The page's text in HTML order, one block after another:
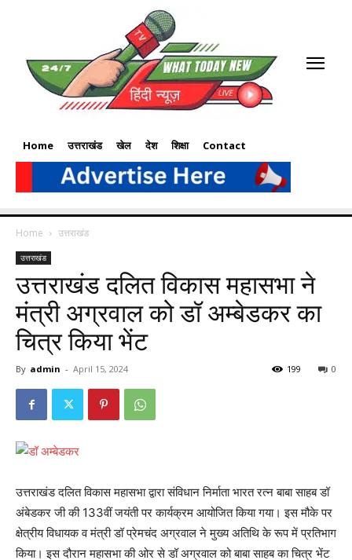
Home उत्तराखंड खेल देश शिक्षा Contact
Home उत्तराखंड
उत्तराखंड
उत्तराखंड दलित विकास महासभा ने
मंत्री अग्रवाल को डॉ अम्बेडकर का
चित्र किया भेंट
By admin - April 15, 2024 0
199
उत्तराखंड दलित विकास महासभा द्वारा संविधान निर्माता भारत रत्न बाबा साहब डॉ
अंबेडकर जी की 133वीं जयंती पर कार्यक्रम आयोजित किया गया। इस मौके पर
क्षेत्रीय विधायक व मंत्री डॉ प्रेमचंद अग्रवाल ने मुख्य अतिथि के रूप में प्रतिभाग
किया। इस दौरान महासभा की ओर से डॉ अग्रवाल को बाबा साहब का चित्र भेंट